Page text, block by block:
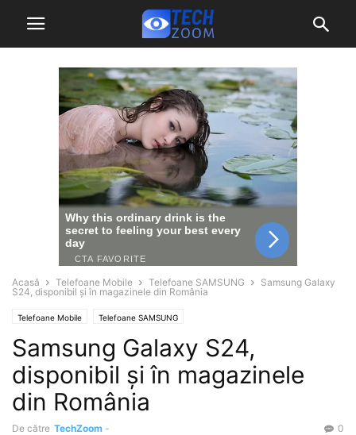
Acasă Telefoane Mobile Telefoane SAMSUNG
Samsung Galaxy
S24, disponibil și în magazinele din România
Telefoane Mobile Telefoane SAMSUNG
Samsung Galaxy S24,
disponibil și în magazinele
din România
De către TechZoom - 0